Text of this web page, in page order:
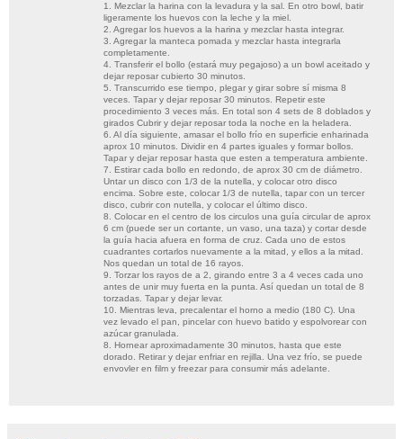
1. Mezclar la harina con la levadura y la sal. En otro bowl, batir
ligeramente los huevos con la leche y la miel.
2. Agregar los huevos a la harina y mezclar hasta integrar.
3. Agregar la manteca pomada y mezclar hasta integrarla
completamente.
4. Transferir el bollo (estará muy pegajoso) a un bowl aceitado y
dejar reposar cubierto 30 minutos.
5. Transcurrido ese tiempo, plegar y girar sobre sí misma 8
veces. Tapar y dejar reposar 30 minutos. Repetir este
procedimiento 3 veces más. En total son 4 sets de 8 doblados y
girados Cubrir y dejar reposar toda la noche en la heladera.
6. Al día siguiente, amasar el bollo frío en superficie enharinada
aprox 10 minutos. Dividir en 4 partes iguales y formar bollos.
Tapar y dejar reposar hasta que esten a temperatura ambiente.
7. Estirar cada bollo en redondo, de aprox 30 cm de diámetro.
Untar un disco con 1/3 de la nutella, y colocar otro disco
encima. Sobre este, colocar 1/3 de nutella, tapar con un tercer
disco, cubrir con nutella, y colocar el último disco.
8. Colocar en el centro de los circulos una guía circular de aprox
6 cm (puede ser un cortante, un vaso, una taza) y cortar desde
la guía hacia afuera en forma de cruz. Cada uno de estos
cuadrantes cortarlos nuevamente a la mitad, y ellos a la mitad.
Nos quedan un total de 16 rayos.
9. Torzar los rayos de a 2, girando entre 3 a 4 veces cada uno
antes de unir muy fuerta en la punta. Así quedan un total de 8
torzadas. Tapar y dejar levar.
10. Mientras leva, precalentar el horno a medio (180 C). Una
vez levado el pan, pincelar con huevo batido y espolvorear con
azúcar granulada.
8. Hornear aproximadamente 30 minutos, hasta que este
dorado. Retirar y dejar enfriar en rejilla. Una vez frío, se puede
envovler en film y freezar para consumir más adelante.